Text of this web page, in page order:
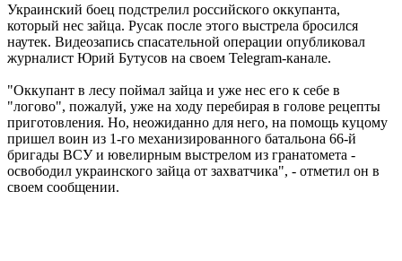
Украинский боец подстрелил российского оккупанта,
который нес зайца. Русак после этого выстрела бросился
наутек. Видеозапись спасательной операции опубликовал
журналист Юрий Бутусов на своем Telegram-канале.
"Оккупант в лесу поймал зайца и уже нес его к себе в
"логово", пожалуй, уже на ходу перебирая в голове рецепты
приготовления. Но, неожиданно для него, на помощь куцому
пришел воин из 1-го механизированного батальона 66-й
бригады ВСУ и ювелирным выстрелом из гранатомета -
освободил украинского зайца от захватчика", - отметил он в
своем сообщении.